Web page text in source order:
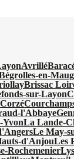
Avrillé
en-
Brissac
sur-Layon
Corzé
l'Abbaye
YvonLa Lande-
Le May-
d'AnjouLes
Rochemenier